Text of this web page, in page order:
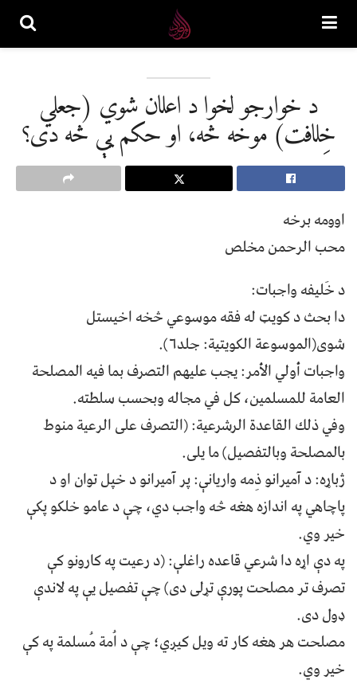
د خوارجو لخوا د اعلان شوي (جعلي
خِلافت) موخه څه، او حکم يې څه دی؟
اوومه برخه
محب الرحمن مخلص
د خَليفه واجبات:
دا بحث د کويټ له فقه موسوعي څخه اخيستل
شوی(الموسوعة الکويتية: جلد۶).
واجبات أولي الأمر: يجب عليهم التصرف بما فيه المصلحة
العامة للمسلمين، کل في مجاله وبحسب سلطته.
وفي ذلك القاعدة الرشرعية: (التصرف علی الرعية منوط
بالمصلحة وبالتفصيل) ما يلی.
ژباړه: د آميرانو ذِمه واريانې: پر آميرانو د خپل توان او د
پاچاهي په اندازه هغه څه واجب دي، چې د عامو خلکو پکې
خير وي.
په دې اړه دا شرعي قاعده راغلې: (د رعيت په کارونو کې
تصرف تر مصلحت پورې تړلی دی) چې تفصيل يې په لاندې
ډول دی.
مصلحت هر هغه کار ته ويل کيږي؛ چې د اُمة مُسلمة په کې
خير وي.